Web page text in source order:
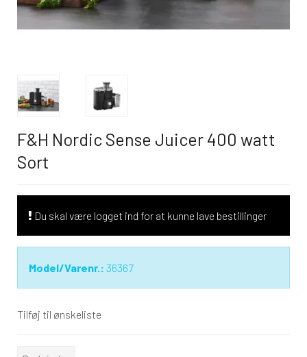
F&H Nordic Sense Juicer 400 watt
Sort
Du skal være logget ind for at kunne lave bestillinger
Model/Varenr.: 36367
Tilføj til ønskeliste